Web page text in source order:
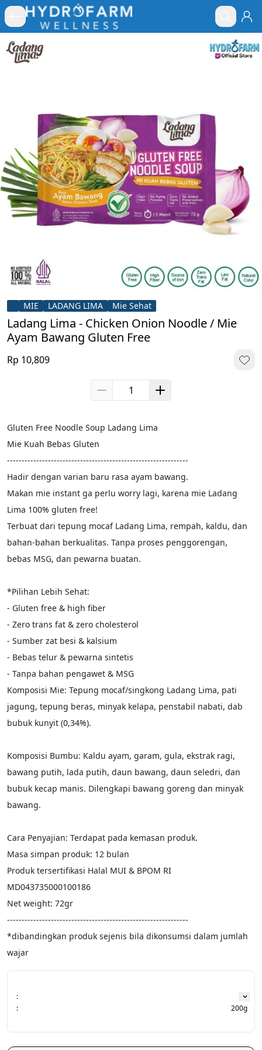
MIE LADANG LIMA Mie Sehat
Ladang Lima - Chicken Onion Noodle / Mie
Ayam Bawang Gluten Free
Rp 10,809
Gluten Free Noodle Soup Ladang Lima
Mie Kuah Bebas Gluten
--------------------------------------------------------------
Hadir dengan varian baru rasa ayam bawang.
Makan mie instant ga perlu worry lagi, karena mie Ladang
Lima 100% gluten free!
Terbuat dari tepung mocaf Ladang Lima, rempah, kaldu, dan
bahan-bahan berkualitas. Tanpa proses penggorengan,
bebas MSG, dan pewarna buatan.
*Pilihan Lebih Sehat:
- Gluten free & high fiber
- Zero trans fat & zero cholesterol
- Sumber zat besi & kalsium
- Bebas telur & pewarna sintetis
- Tanpa bahan pengawet & MSG
Komposisi Mie: Tepung mocaf/singkong Ladang Lima, pati
jagung, tepung beras, minyak kelapa, penstabil nabati, dab
bubuk kunyit (0,34%).
Komposisi Bumbu: Kaldu ayam, garam, gula, ekstrak ragi,
bawang putih, lada putih, daun bawang, daun seledri, dan
bubuk kecap manis. Dilengkapi bawang goreng dan minyak
bawang.
Cara Penyajian: Terdapat pada kemasan produk.
Masa simpan produk: 12 bulan
Produk tersertifikasi Halal MUI & BPOM RI
MD043735000100186
Net weight: 72gr
--------------------------------------------------------------
*dibandingkan produk sejenis bila dikonsumsi dalam jumlah
wajar
:
:
200g